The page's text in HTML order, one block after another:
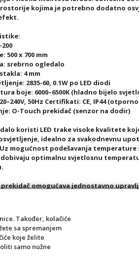
kojima je potrebno dodatno
500 x 700 mm
srebrno ogledalo
4 mm
2835-60, 0.1W po LED diodi
boje: 6000–6500K (hladno bijelo
50Hz Certifikati: CE, IP44
O-Touch prekidač (senzor na dodir)
koristi LED trake visoke kvalitete
idealno za svakodnevnu
mogućnost podešavanja temperature
optimalnu svjetlosnu
omogućava jednostavno
H-200 nije samo praktično
prostoru daje suvremen izgled, s
i kvalitetnim materijalima koji jamče
Također, kolačiće
sa spremanjem
koje želite
samo nužne